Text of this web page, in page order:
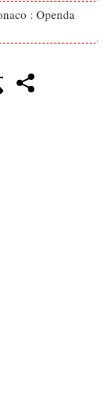
: Openda